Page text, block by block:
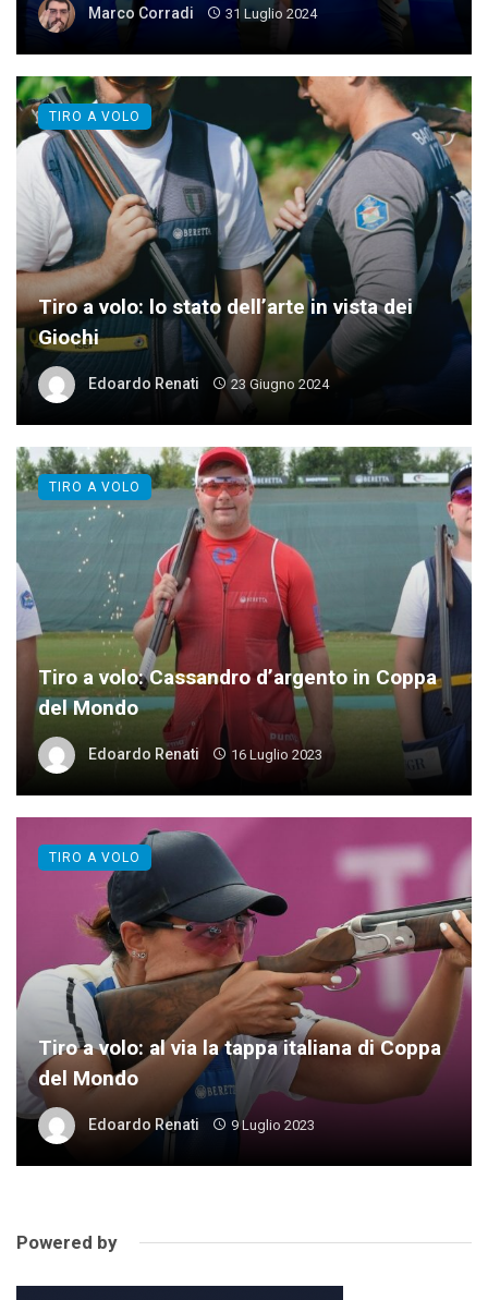
Marco Corradi 31 Luglio 2024
Tiro a volo: lo stato dell’arte in vista dei
Giochi
Edoardo Renati 23 Giugno 2024
TIRO A VOLO
Tiro a volo: Cassandro d’argento in Coppa
del Mondo
Edoardo Renati 16 Luglio 2023
TIRO A VOLO
Tiro a volo: al via la tappa italiana di Coppa
del Mondo
Edoardo Renati 9 Luglio 2023
TIRO A VOLO
Powered by